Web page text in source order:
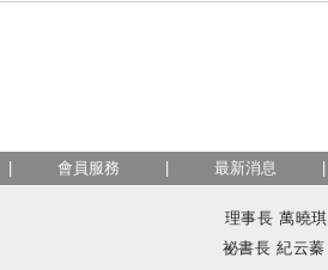
會員服務 最新消息
理事長 萬曉琪
祕書長 紀云蓁